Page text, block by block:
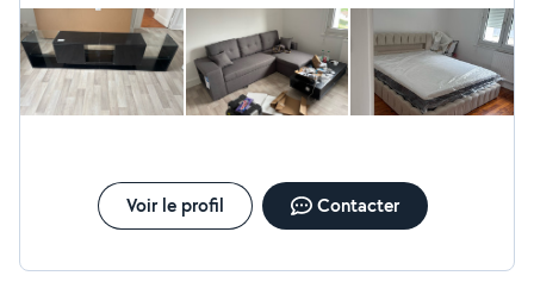
interrupteurs Aménagement & mobilier Montage de
meubles Livraison meubles & électroménager Services
pratiques Aide au déménagement Extérieur & entretien
Tonte, débroussaillage, taille de haies Nettoyage
extérieur (maison, terrain, cave, cimetière) Travail
demande, réponse rapide garantie !
Voir le profil Contacter